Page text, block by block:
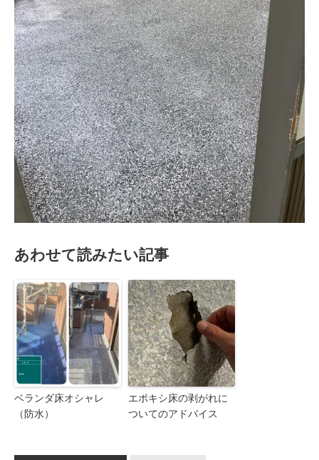
あわせて読みたい記事
ベランダ床オシャレ
（防水）
エポキシ床の剥がれに
ついてのアドバイス